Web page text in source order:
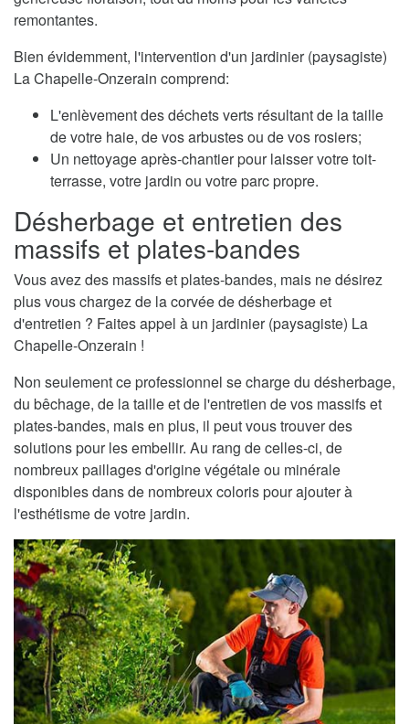
remontantes.
Bien évidemment, l'intervention d'un jardinier (paysagiste)
La Chapelle-Onzerain comprend:
L'enlèvement des déchets verts résultant de la taille
de votre haie, de vos arbustes ou de vos rosiers;
Un nettoyage après-chantier pour laisser votre toit-
terrasse, votre jardin ou votre parc propre.
Désherbage et entretien des
massifs et plates-bandes
Vous avez des massifs et plates-bandes, mais ne désirez
plus vous chargez de la corvée de désherbage et
d'entretien ? Faites appel à un jardinier (paysagiste) La
Chapelle-Onzerain !
Non seulement ce professionnel se charge du désherbage,
du bêchage, de la taille et de l'entretien de vos massifs et
plates-bandes, mais en plus, il peut vous trouver des
solutions pour les embellir. Au rang de celles-ci, de
nombreux paillages d'origine végétale ou minérale
disponibles dans de nombreux coloris pour ajouter à
l'esthétisme de votre jardin.